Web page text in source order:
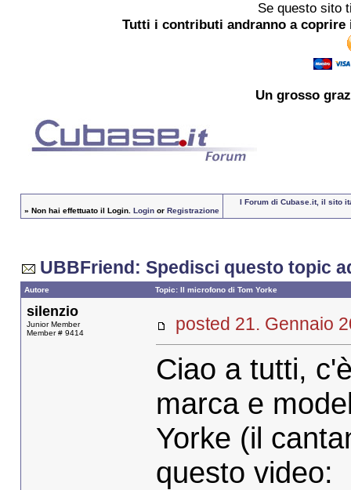
Se questo sito
Tutti i contributi andranno a
Un grosso
» Non hai effettuato il Login. Loginor Registrazione
I Forum di Cubase.it, il sito
UBBFriend: Spedisci questo topic
Autore Topic: Il microfono di Tom Yorke
silenzio
Junior Member
Member # 9414
posted 21.
Ciao a tutti,
marca e
Yorke (il
questo video: